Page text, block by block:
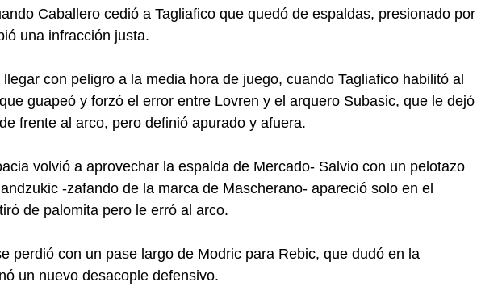
Caballero cedió a Tagliafico que quedó de espaldas, presionado por
una infracción justa.
con peligro a la media hora de juego, cuando Tagliafico habilitó al
guapeó y forzó el error entre Lovren y el arquero Subasic, que le dejó
frente al arco, pero definió apurado y afuera.
volvió a aprovechar la espalda de Mercado- Salvio con un pelotazo
-zafando de la marca de Mascherano- apareció solo en el
de palomita pero le erró al arco.
perdió con un pase largo de Modric para Rebic, que dudó en la
un nuevo desacople defensivo.